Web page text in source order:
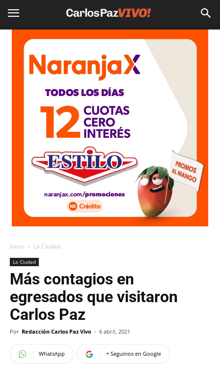
Inicio La Ciudad
La Ciudad
Más contagios en
egresados que visitaron
Carlos Paz
Por Redacción Carlos Paz Vivo - 6 abril, 2021
WhatsApp + Seguinos en Google